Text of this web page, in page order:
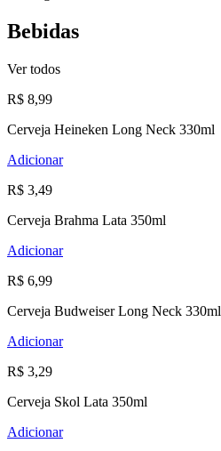
Bebidas
Ver todos
R$ 8,99
Cerveja Heineken Long Neck 330ml
Adicionar
R$ 3,49
Cerveja Brahma Lata 350ml
Adicionar
R$ 6,99
Cerveja Budweiser Long Neck 330ml
Adicionar
R$ 3,29
Cerveja Skol Lata 350ml
Adicionar